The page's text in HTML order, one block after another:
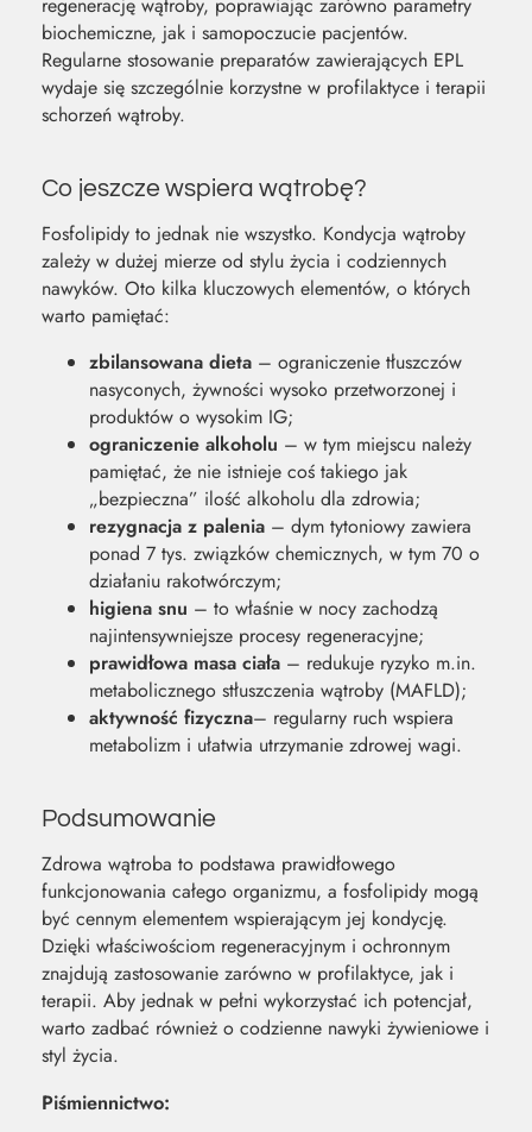
biochemiczne, jak i samopoczucie pacjentów.
Regularne stosowanie preparatów zawierających EPL
wydaje się szczególnie korzystne w profilaktyce i terapii
schorzeń wątroby.
Co jeszcze wspiera wątrobę?
Fosfolipidy to jednak nie wszystko. Kondycja wątroby
zależy w dużej mierze od stylu życia i codziennych
nawyków. Oto kilka kluczowych elementów, o których
warto pamiętać:
zbilansowana dieta – ograniczenie tłuszczów
nasyconych, żywności wysoko przetworzonej i
produktów o wysokim IG;
ograniczenie alkoholu – w tym miejscu należy
pamiętać, że nie istnieje coś takiego jak
„bezpieczna” ilość alkoholu dla zdrowia;
rezygnacja z palenia – dym tytoniowy zawiera
ponad 7 tys. związków chemicznych, w tym 70 o
działaniu rakotwórczym;
higiena snu – to właśnie w nocy zachodzą
najintensywniejsze procesy regeneracyjne;
prawidłowa masa ciała – redukuje ryzyko m.in.
metabolicznego stłuszczenia wątroby (MAFLD);
aktywność fizyczna– regularny ruch wspiera
metabolizm i ułatwia utrzymanie zdrowej wagi.
Podsumowanie
Zdrowa wątroba to podstawa prawidłowego
funkcjonowania całego organizmu, a fosfolipidy mogą
być cennym elementem wspierającym jej kondycję.
Dzięki właściwościom regeneracyjnym i ochronnym
znajdują zastosowanie zarówno w profilaktyce, jak i
terapii. Aby jednak w pełni wykorzystać ich potencjał,
warto zadbać również o codzienne nawyki żywieniowe i
styl życia.
Piśmiennictwo: